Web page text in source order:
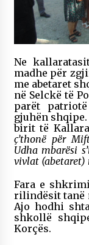
Ne
madhe për
me abetaret
në Selckë të
parët
gjuhën
birit të
ç’thonë për
Udha mbarësi
vivlat (abetaret)
Fara e
rilindësit tanë
Ajo hodhi
shkollë
Korçës.